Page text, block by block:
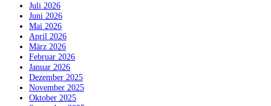
Juli 2026
Juni 2026
Mai 2026
April 2026
März 2026
Februar 2026
Januar 2026
Dezember 2025
November 2025
Oktober 2025